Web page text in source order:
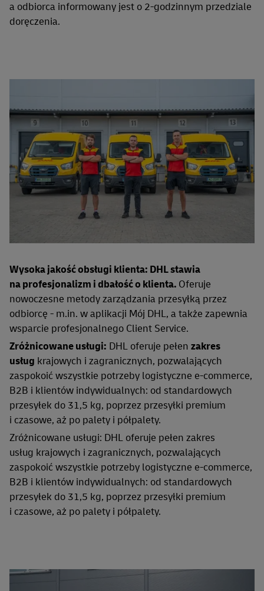
a odbiorca informowany jest o 2-godzinnym przedziale
doręczenia.
Wysoka jakość obsługi klienta: DHL stawia
na profesjonalizm i dbałość o klienta. Oferuje
nowoczesne metody zarządzania przesyłką przez
odbiorcę - m.in. w aplikacji Mój DHL, a także zapewnia
wsparcie profesjonalnego Client Service.
Zróżnicowane usługi: DHL oferuje pełen zakres
usług krajowych i zagranicznych, pozwalających
zaspokoić wszystkie potrzeby logistyczne e-commerce,
B2B i klientów indywidualnych: od standardowych
przesyłek do 31,5 kg, poprzez przesyłki premium
i czasowe, aż po palety i półpalety.
Zróżnicowane usługi: DHL oferuje pełen zakres
usług krajowych i zagranicznych, pozwalających
zaspokoić wszystkie potrzeby logistyczne e-commerce,
B2B i klientów indywidualnych: od standardowych
przesyłek do 31,5 kg, poprzez przesyłki premium
i czasowe, aż po palety i półpalety.